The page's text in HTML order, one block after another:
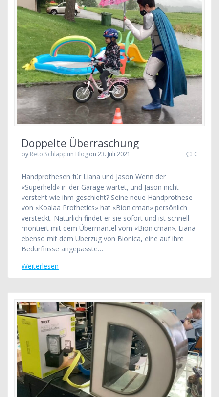
Doppelte Überraschung
by Reto Schläppiin Blogon 23. Juli 2021 0
Handprothesen für Liana und Jason Wenn der
«Superheld» in der Garage wartet, und Jason nicht
versteht wie ihm geschieht? Seine neue Handprothese
von «Koalaa Prothetics» hat «Bionicman» persönlich
versteckt. Natürlich findet er sie sofort und ist schnell
montiert mit dem Übermantel vom «Bionicman». Liana
ebenso mit dem Überzug von Bionica, eine auf ihre
Bedürfnisse angepasste…
Weiterlesen